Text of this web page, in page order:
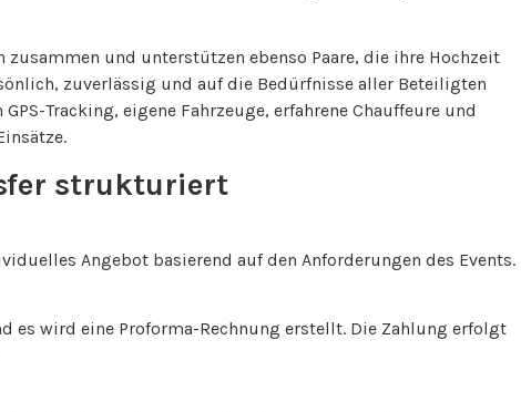
und unterstützen ebenso Paare, die ihre Hochzeit
zuverlässig und auf die Bedürfnisse aller Beteiligten
Tracking, eigene Fahrzeuge, erfahrene Chauffeure und
strukturiert
Angebot basierend auf den Anforderungen des Events.
es wird eine Proforma-Rechnung erstellt. Die Zahlung erfolgt